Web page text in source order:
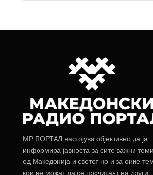
МР ПОРТАЛ настојува објективно да ја
информира јавноста за сите важни теми
од Македонија и светот но и за оние
кои не можат да се прочитаат на други